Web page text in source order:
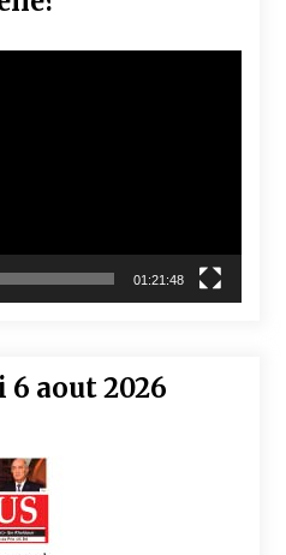
01:21:48
6 aout 2026